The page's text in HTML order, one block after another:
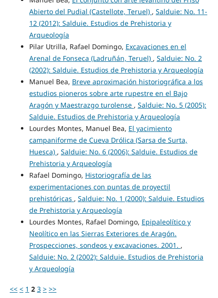
Abierto del Pudial (Castellote, Teruel) , Salduie: No. 11-
12 (2012): Salduie. Estudios de Prehistoria y
Arqueología
Pilar Utrilla, Rafael Domingo, Excavaciones en el
Arenal de Fonseca (Ladruñán, Teruel) , Salduie: No. 2
(2002): Salduie. Estudios de Prehistoria y Arqueología
Manuel Bea, Breve aproximación historiográfica a los
estudios pioneros sobre arte rupestre en el Bajo
Aragón y Maestrazgo turolense , Salduie: No. 5 (2005):
Salduie. Estudios de Prehistoria y Arqueología
Lourdes Montes, Manuel Bea, El yacimiento
campaniforme de Cueva Drólica (Sarsa de Surta,
Huesca) , Salduie: No. 6 (2006): Salduie. Estudios de
Prehistoria y Arqueología
Rafael Domingo, Historiografía de las
experimentaciones con puntas de proyectil
prehistóricas , Salduie: No. 1 (2000): Salduie. Estudios
de Prehistoria y Arqueología
Lourdes Montes, Rafael Domingo, Epipaleolítico y
Neolítico en las Sierras Exteriores de Aragón.
Prospecciones, sondeos y excavaciones. 2001. ,
Salduie: No. 2 (2002): Salduie. Estudios de Prehistoria
y Arqueología
<< < 1 2 3 > >>